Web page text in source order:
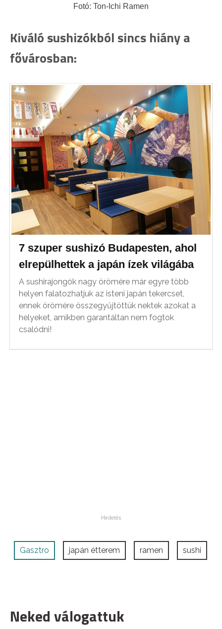
Fotó: Ton-Ichi Ramen
Kiváló sushizókból sincs hiány a
fővárosban:
7 szuper sushizó Budapesten, ahol
elrepülhettek a japán ízek világába
A sushirajongók nagy örömére már egyre több
helyen falatozhatjuk az isteni japán tekercset,
ennek örömére összegyűjtöttük nektek azokat a
helyeket, amikben garantáltan nem fogtok
csalódni!
Gasztro japán étterem ramen sushi
Neked válogattuk